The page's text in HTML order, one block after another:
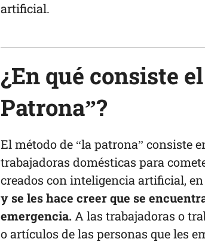
artificial.
¿En qué consiste
Patrona”?
El método de “la patrona” consiste
trabajadoras domésticas para
creados con inteligencia artificial,
y se les hace creer que se
emergencia. A las trabajadoras o
o artículos de las personas que les